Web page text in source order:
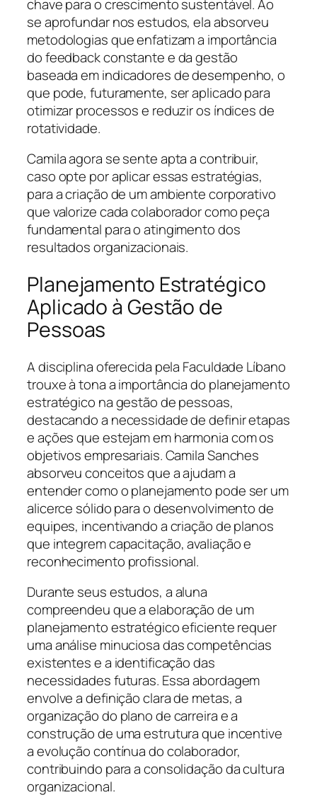
chave para o crescimento sustentável. Ao
se aprofundar nos estudos, ela absorveu
metodologias que enfatizam a importância
do feedback constante e da gestão
baseada em indicadores de desempenho, o
que pode, futuramente, ser aplicado para
otimizar processos e reduzir os índices de
rotatividade.
Camila agora se sente apta a contribuir,
caso opte por aplicar essas estratégias,
para a criação de um ambiente corporativo
que valorize cada colaborador como peça
fundamental para o atingimento dos
resultados organizacionais.
Planejamento Estratégico
Aplicado à Gestão de
Pessoas
A disciplina oferecida pela Faculdade Líbano
trouxe à tona a importância do planejamento
estratégico na gestão de pessoas,
destacando a necessidade de definir etapas
e ações que estejam em harmonia com os
objetivos empresariais. Camila Sanches
absorveu conceitos que a ajudam a
entender como o planejamento pode ser um
alicerce sólido para o desenvolvimento de
equipes, incentivando a criação de planos
que integrem capacitação, avaliação e
reconhecimento profissional.
Durante seus estudos, a aluna
compreendeu que a elaboração de um
planejamento estratégico eficiente requer
uma análise minuciosa das competências
existentes e a identificação das
necessidades futuras. Essa abordagem
envolve a definição clara de metas, a
organização do plano de carreira e a
construção de uma estrutura que incentive
a evolução contínua do colaborador,
contribuindo para a consolidação da cultura
organizacional.